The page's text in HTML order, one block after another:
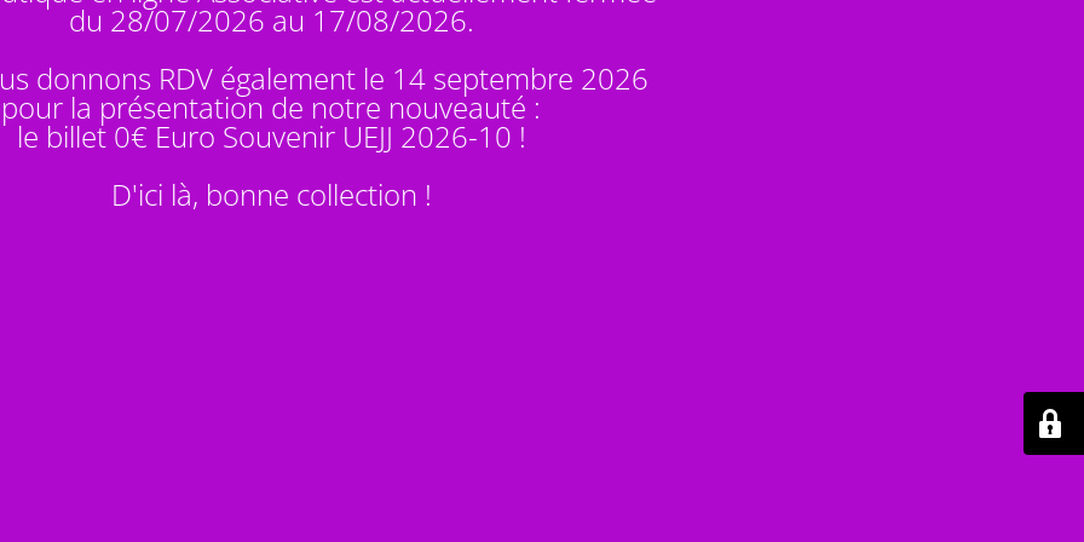
du 28/07/2026 au 17/08/2026.
donnons RDV également le 14 septembre 2026
pour la présentation de notre nouveauté :
le billet 0€ Euro Souvenir UEJJ 2026-10 !
D'ici là, bonne collection !